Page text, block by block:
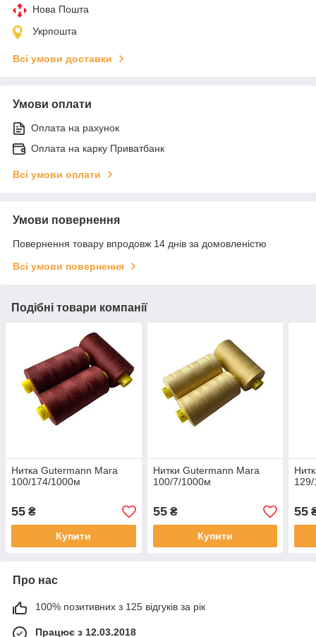
Нова Пошта
Укрпошта
Всі умови доставки
Умови оплати
Оплата на рахунок
Оплата на карку Приватбанк
Всі умови оплати
Умови повернення
Повернення товару впродовж 14 днів за домовленістю
Всі умови повернення
Подібні товари компанії
Нитка Gutermann Mara
100/174/1000м
55 ₴
Купити
Нитки Gutermann Mara
100/7/1000м
55₴
Купити
55
Про нас
100% позитивних з 125 відгуків за рік
Працює з 12.03.2018